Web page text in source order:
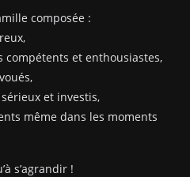
composée :
compétents et enthousiastes,
et investis,
même dans les moments
s’agrandir !